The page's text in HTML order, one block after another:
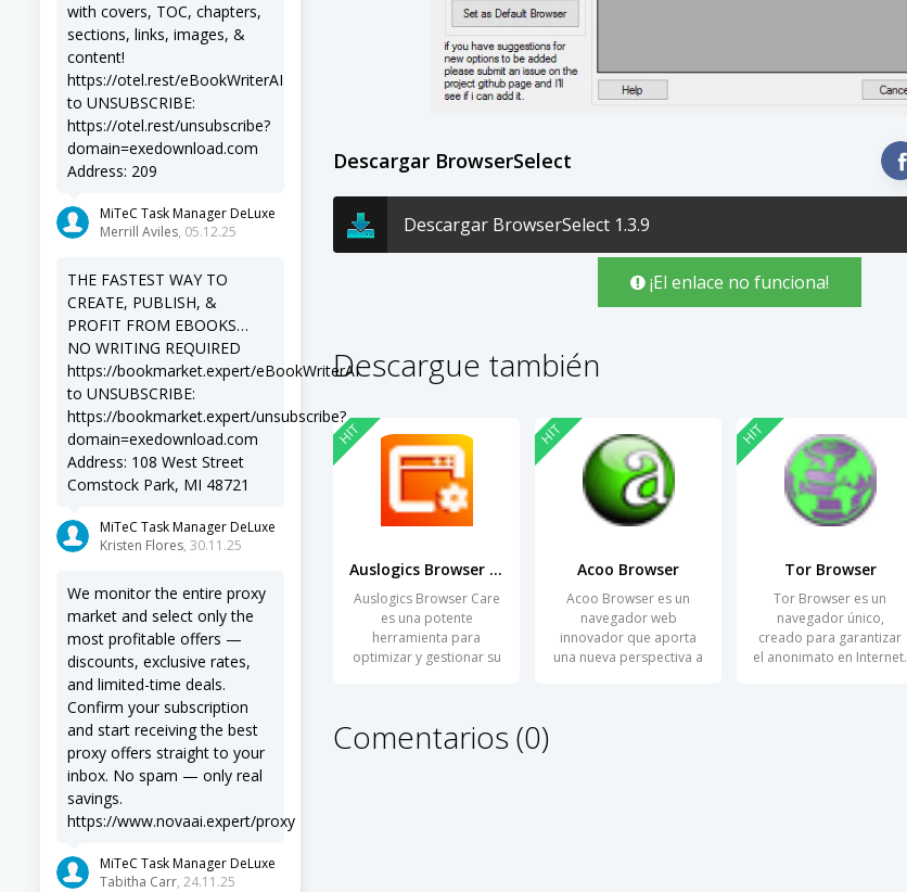
with covers, TOC, chapters,
sections, links, images, &
content!
https://otel.rest/eBookWriterAI
to UNSUBSCRIBE:
https://otel.rest/unsubscribe?
domain=exedownload.com
Address: 209
MiTeC Task Manager DeLuxe
Merrill Aviles, 05.12.25
THE FASTEST WAY TO
CREATE, PUBLISH, &
PROFIT FROM EBOOKS…
NO WRITING REQUIRED
https://bookmarket.expert/eBookWriterAI
to UNSUBSCRIBE:
https://bookmarket.expert/unsubscribe?
domain=exedownload.com
Address: 108 West Street
Comstock Park, MI 48721
MiTeC Task Manager DeLuxe
Kristen Flores, 30.11.25
We monitor the entire proxy
market and select only the
most profitable offers —
discounts, exclusive rates,
and limited-time deals.
Confirm your subscription
and start receiving the best
proxy offers straight to your
inbox. No spam — only real
savings.
https://www.novaai.expert/proxy
MiTeC Task Manager DeLuxe
Tabitha Carr, 24.11.25
Descargar BrowserSelect
Descargar BrowserSelect 1.3.9
¡El enlace no funciona!
Descargue también
Auslogics Browser Care
Auslogics Browser Care
es una potente
herramienta para
optimizar y gestionar su
HIT
Acoo Browser
Acoo Browser es un
navegador web
innovador que aporta
una nueva perspectiva a
HIT
Tor Browser
Tor Browser es un
navegador único,
creado para garantizar
el anonimato en Internet.
HIT
Comentarios (0)